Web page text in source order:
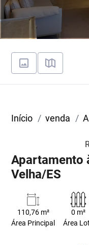
Início venda
Apartamento
Velha/ES
110,76 m²
Área Principal
0 m²
Área